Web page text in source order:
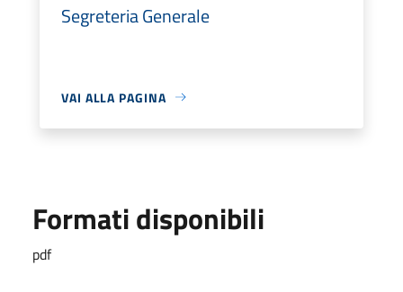
Segreteria Generale
VAI ALLA PAGINA
Formati disponibili
pdf